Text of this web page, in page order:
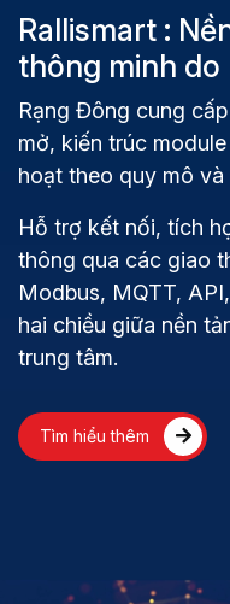
Rallismart :
thông minh do
Rạng Đông cung
mở, kiến trúc
hoạt theo quy mô
Hỗ trợ kết nối, tích
thông qua các giao
Modbus, MQTT,
hai chiều giữa nền
trung tâm.
Tìm hiểu thêm